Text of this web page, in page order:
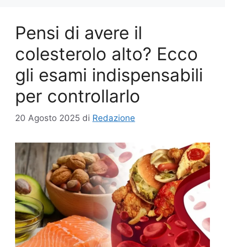
Pensi di avere il
colesterolo alto? Ecco
gli esami indispensabili
per controllarlo
20 Agosto 2025 di Redazione